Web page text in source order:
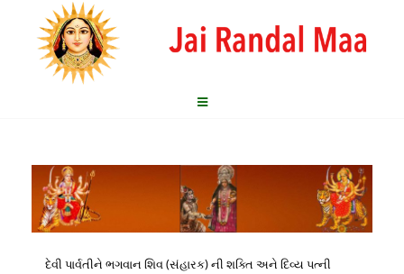
દેવી પાર્વતીને ભગવાન શિવ (સંહારક) ની શક્તિ અને દિવ્ય પત્ની